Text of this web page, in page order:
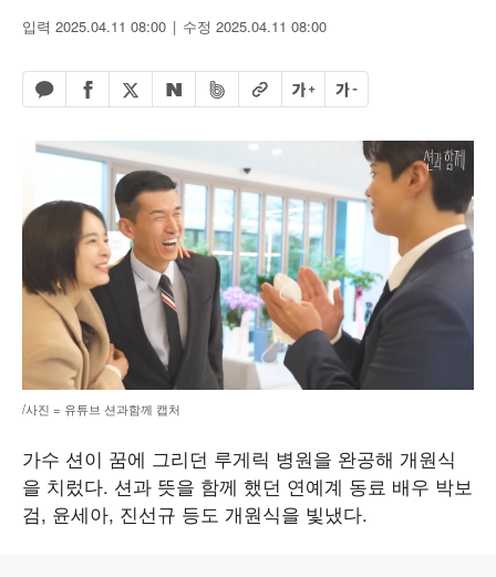
입력 2025.04.11 08:00 수정 2025.04.11 08:00
카카오톡 공유하기
페이스북 공유하기
엑스 공유하기
네이버 공유하기
밴드 공유하기
URL복사글자 크게글자 작게
/사진 = 유튜브 션과함께 캡처
가수 션이 꿈에 그리던 루게릭 병원을 완공해 개원식
을 치렀다. 션과 뜻을 함께 했던 연예계 동료 배우 박보
검, 윤세아, 진선규 등도 개원식을 빛냈다.